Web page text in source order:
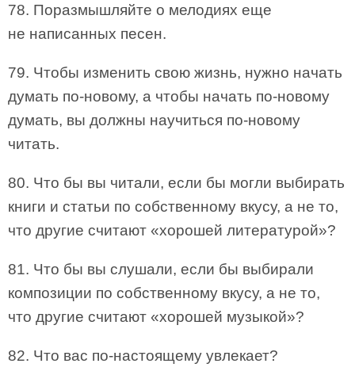
78. Поразмышляйте о мелодиях еще
не написанных песен.
79. Чтобы изменить свою жизнь, нужно начать
думать по-новому, а чтобы начать по-новому
думать, вы должны научиться по-новому
читать.
80. Что бы вы читали, если бы могли выбирать
книги и статьи по собственному вкусу, а не то,
что другие считают «хорошей литературой»?
81. Что бы вы слушали, если бы выбирали
композиции по собственному вкусу, а не то,
что другие считают «хорошей музыкой»?
82. Что вас по-настоящему увлекает?